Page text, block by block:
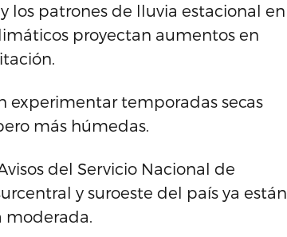
los patrones de lluvia estacional en
proyectan aumentos en
experimentar temporadas secas
más húmedas.
del Servicio Nacional de
y suroeste del país ya están
moderada.